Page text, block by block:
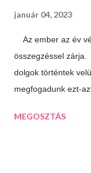
január 04, 2023
Az ember az év
összegzéssel zárja.
dolgok történtek
megfogadunk ezt-
Nem agyalok a
MEGOSZTÁS